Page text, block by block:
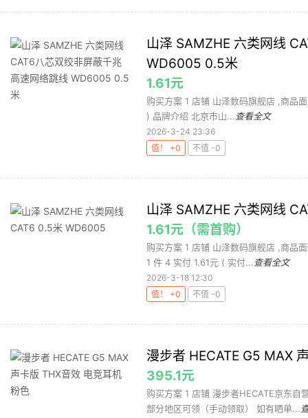
山泽 SAMZHE 六类网线
WD6005 0.5米
1.61元
购买方案 1 店铺 山泽数码旗舰店 ,商品
) 品牌介绍 北京市山... 查看全文
2026-3-24 23:36
值！ +0
不值 -0
山泽 SAMZHE 六类网线
1.61元（需首购）
购买方案 1 店铺 山泽数码旗舰店 ,商品
1 件 4 实付 1.61元 ( 实付... 查看全文
2026-3-18 12:30
值！ +0
不值 -0
漫步者 HECATE G5 MAX
395.1元
购买方案 1 店铺 漫步者HECATE京东
部分地区可领（手动领取） 如有晒单...